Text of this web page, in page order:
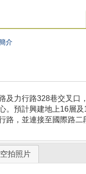
介
及力行路328巷交叉
。預計興建地上16層
路，並連接至國際路
空拍照片